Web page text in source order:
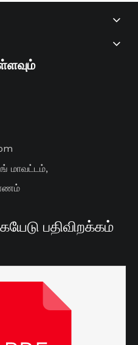
மாவட்டம்,
பதிவிறக்கம்